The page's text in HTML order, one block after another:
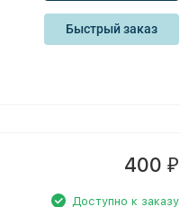
Быстрый заказ
400 ₽
Доступно к заказу